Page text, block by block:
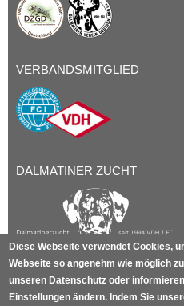
VERBANDSMITGLIED
DALMATINER ZUCHT
NUTZUNGSBEDINGUNGEN
Diese Webseite verwendet Cookies,
Webseite so angenehm wie möglich
unseren Datenschutz oder
Einstellungen ändern. Indem Sie